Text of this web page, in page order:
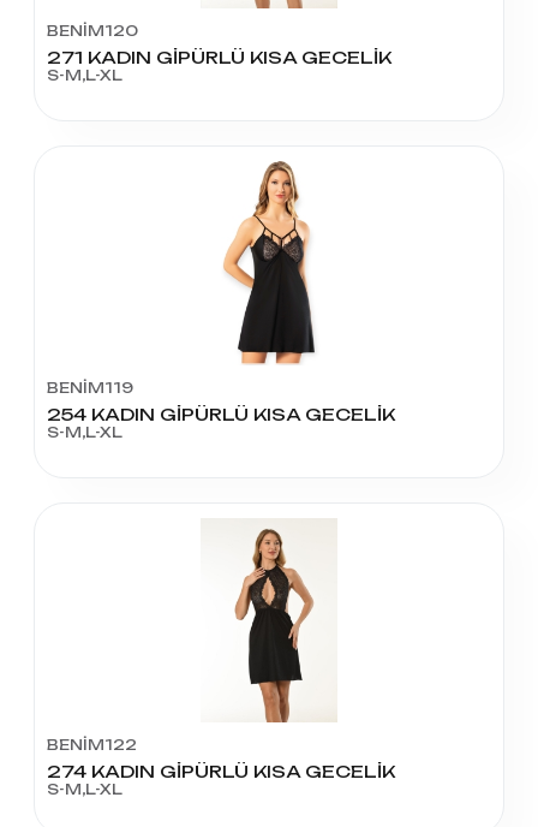
BENİM120
271 KADIN GİPÜRLÜ KISA GECELİK
S-M,L-XL
BENİM119
254 KADIN GİPÜRLÜ KISA GECELİK
S-M,L-XL
BENİM122
274 KADIN GİPÜRLÜ KISA GECELİK
S-M,L-XL